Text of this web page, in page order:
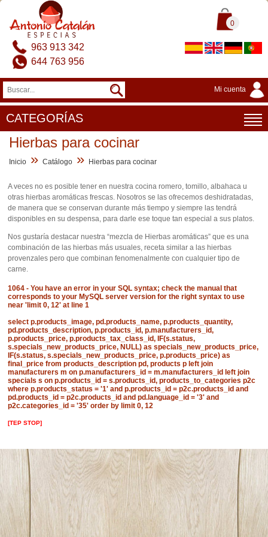
0
963 913 342
644 763 956
Mi cuenta
CATEGORÍAS
Hierbas para cocinar
Inicio » Catálogo » Hierbas para cocinar
A veces no es posible tener en nuestra cocina romero, tomillo, albahaca u
otras hierbas aromáticas frescas. Nosotros se las ofrecemos deshidratadas,
de manera que se conservan durante más tiempo y siempre las tendrá
disponibles en su despensa, para darle ese toque tan especial a sus platos.
Nos gustaría destacar nuestra “mezcla de Hierbas aromáticas” que es una
combinación de las hierbas más usuales, receta similar a las hierbas
provenzales pero que combinan fenomenalmente con cualquier tipo de
carne.
1064 - You have an error in your SQL syntax; check the manual that
corresponds to your MySQL server version for the right syntax to use
near 'limit 0, 12' at line 1
select p.products_image, pd.products_name, p.products_quantity,
pd.products_description, p.products_id, p.manufacturers_id,
p.products_price, p.products_tax_class_id, IF(s.status,
s.specials_new_products_price, NULL) as specials_new_products_price,
IF(s.status, s.specials_new_products_price, p.products_price) as
final_price from products_description pd, products p left join
manufacturers m on p.manufacturers_id = m.manufacturers_id left join
specials s on p.products_id = s.products_id, products_to_categories p2c
where p.products_status = '1' and p.products_id = p2c.products_id and
pd.products_id = p2c.products_id and pd.language_id = '3' and
p2c.categories_id = '35' order by limit 0, 12
[TEP STOP]